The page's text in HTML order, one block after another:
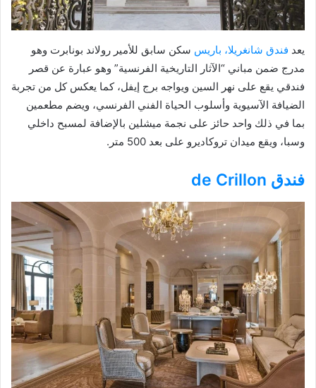
يعد فندق شانغريلا، باريس سكن سابق للأمير رولاند بونابرت وهو
مدرج ضمن مباني “الآثار التاريخية الفرنسية” وهو عبارة عن قصر
فندقي يقع على نهر السين ويواجه برج إيفل، كما يعكس كل من تجربة
الضيافة الآسيوية وأسلوب الحياة الفني الفرنسي، ويضم مطعمين
بما في ذلك واحد حائز على نجمة ميشلين بالإضافة لمسبح داخلي
وسبا، ويقع ميدان تروكاديرو على بعد 500 متر.
فندق de Crillon